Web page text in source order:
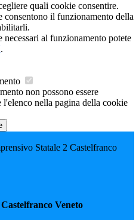
quali cookie consentire.
consentono il funzionamento della
al funzionamento potete
.
non possono essere
nella pagina della cookie
Statale 2 Castelfranco
Veneto